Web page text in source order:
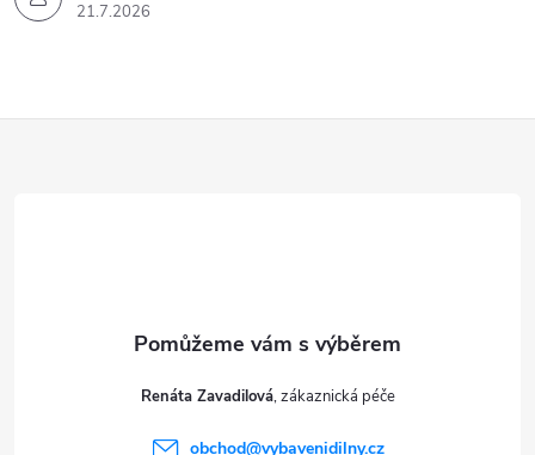
21.7.2026
Renáta Zavadilová
obchod@vybavenidilny.cz